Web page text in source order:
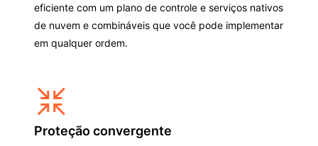
eficiente com um plano de controle e serviços nativos
de nuvem e combináveis que você pode implementar
em qualquer ordem.
Proteção convergente